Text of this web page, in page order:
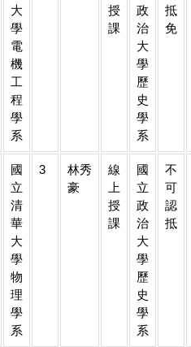
大
學
電
機
工
程
學
系
授
課
政
治
大
學
歷
史
學
系
抵
免
國
立
清
華
大
學
物
理
學
系
3
林秀
豪
線
上
授
課
國
立
政
治
大
學
歷
史
學
系
不
可
認
抵